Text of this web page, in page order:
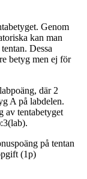
Genom
kan man
Dessa
betyg men ej för
där 2
A på labdelen.
av tentabetyget
på tentan
(1p)